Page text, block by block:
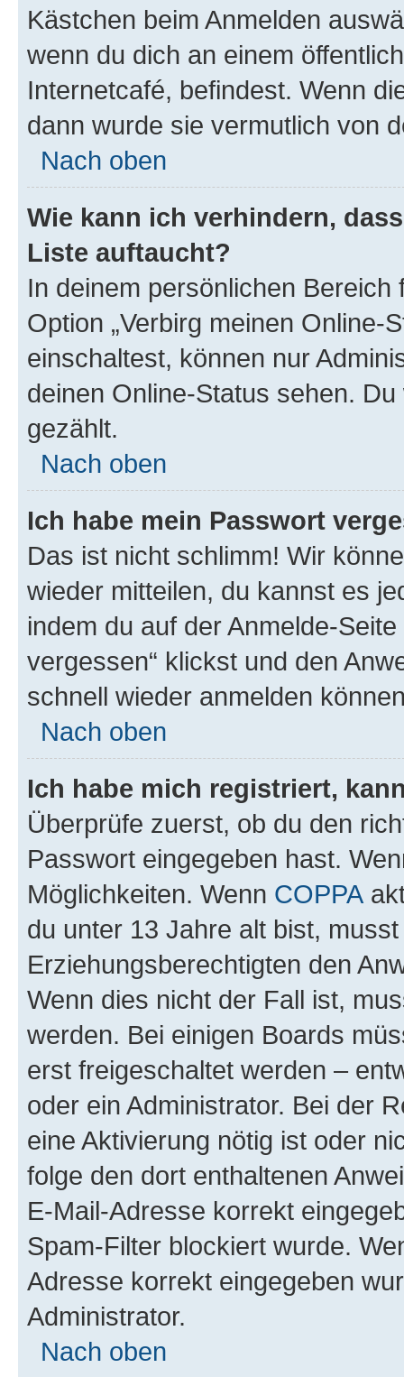
Kästchen beim Anmelden
wenn du dich an einem
Internetcafé, befindest. Wenn
dann wurde sie vermutlich von
Nach oben
Wie kann ich verhindern,
Liste auftaucht?
In deinem persönlichen
Option „Verbirg meinen Online-
einschaltest, können nur
deinen Online-Status sehen.
gezählt.
Nach oben
Ich habe mein Passwort
Das ist nicht schlimm! Wir
wieder mitteilen, du kannst es
indem du auf der Anmelde-
vergessen“ klickst und den
schnell wieder anmelden
Nach oben
Ich habe mich registriert,
Überprüfe zuerst, ob du den
Passwort eingegeben hast.
Möglichkeiten. Wenn COPPA
du unter 13 Jahre alt bist,
Erziehungsberechtigten den
Wenn dies nicht der Fall ist,
werden. Bei einigen Boards
erst freigeschaltet werden –
oder ein Administrator. Bei der
eine Aktivierung nötig ist oder
folge den dort enthaltenen
E-Mail-Adresse korrekt
Spam-Filter blockiert wurde.
Adresse korrekt eingegeben
Administrator.
Nach oben